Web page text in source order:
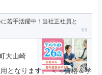
若手活躍中！当社正社員と
大山崎
となります。 ＜＜資格＆学